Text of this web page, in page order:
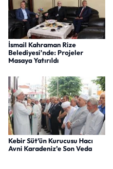
İsmail Kahraman Rize
Belediyesi’nde: Projeler
Masaya Yatırıldı
Kebir Süt’ün Kurucusu Hacı
Avni Karadeniz’e Son Veda